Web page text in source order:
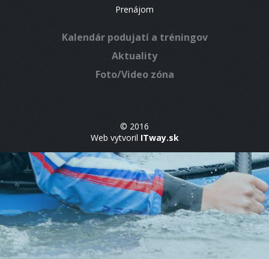
Prenájom
Kalendár podujatí a tréningov
Aktuality
Foto/Video zóna
© 2016
Web vytvoril ITway.sk